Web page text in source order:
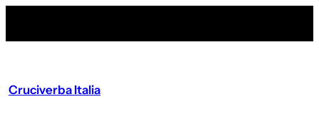
Cruciverba Italia